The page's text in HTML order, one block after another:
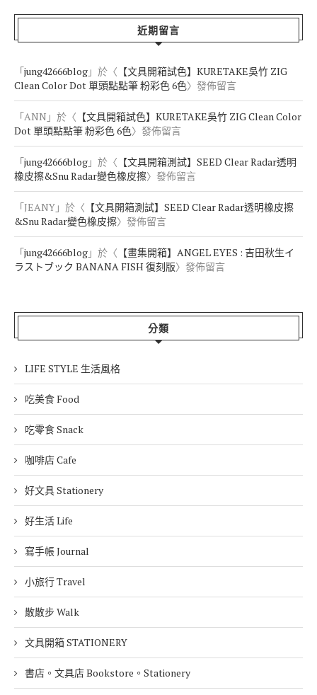
近期留言
「jung42666blog 」於〈 【文具開箱試色】KURETAKE吳竹 ZIG
Clean Color Dot 單頭點點筆 粉彩色 6色〉發佈留言
「ANN 」於〈 【文具開箱試色】KURETAKE吳竹 ZIG Clean Color
Dot 單頭點點筆 粉彩色 6色〉發佈留言
「jung42666blog 」於〈 【文具開箱測試】SEED Clear Radar透明
橡皮擦&Snu Radar變色橡皮擦〉發佈留言
「JEANY 」於〈 【文具開箱測試】SEED Clear Radar透明橡皮擦
&Snu Radar變色橡皮擦〉發佈留言
「jung42666blog 」於〈 【畫集開箱】ANGEL EYES : 吉田秋生イ
ラストブック BANANA FISH 復刻版〉發佈留言
分類
LIFE STYLE 生活風格
吃美食 Food
吃零食 Snack
咖啡店 Cafe
好文具 Stationery
好生活 Life
寫手帳 Journal
小旅行 Travel
散散步 Walk
文具開箱 STATIONERY
書店。文具店 Bookstore。Stationery